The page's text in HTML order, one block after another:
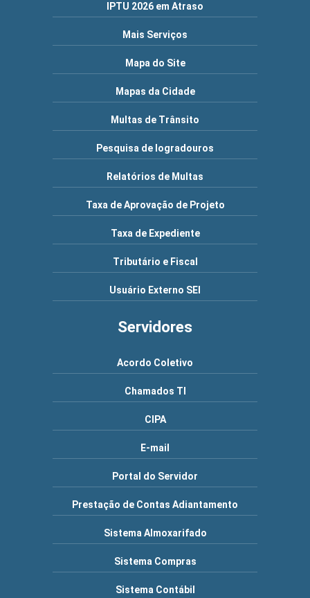
IPTU 2026 em Atraso
Mais Serviços
Mapa do Site
Mapas da Cidade
Multas de Trânsito
Pesquisa de logradouros
Relatórios de Multas
Taxa de Aprovação de Projeto
Taxa de Expediente
Tributário e Fiscal
Usuário Externo SEI
Servidores
Acordo Coletivo
Chamados TI
CIPA
E-mail
Portal do Servidor
Prestação de Contas Adiantamento
Sistema Almoxarifado
Sistema Compras
Sistema Contábil